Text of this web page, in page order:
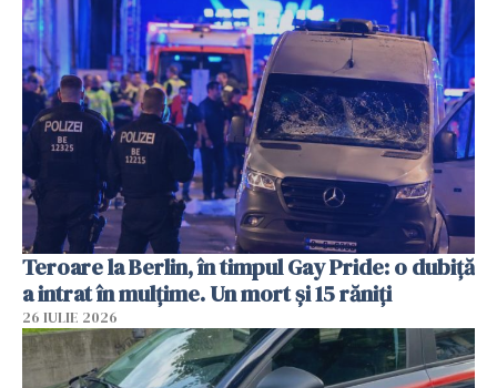
Teroare la Berlin, în timpul Gay Pride: o dubiță
a intrat în mulțime. Un mort și 15 răniți
26 IULIE 2026